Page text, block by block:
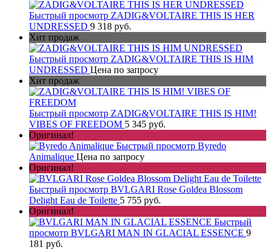
Быстрый просмотр ZADIG&VOLTAIRE THIS IS HER
UNDRESSED 9 318 руб.
Хит продаж
Быстрый просмотр ZADIG&VOLTAIRE THIS IS HIM
UNDRESSED Цена по запросу
Хит продаж
Быстрый просмотр ZADIG&VOLTAIRE THIS IS HIM!
VIBES OF FREEDOM 5 345 руб.
Оригинал!
Быстрый просмотр Byredo
Animalique Цена по запросу
Оригинал!
Быстрый просмотр BVLGARI Rose Goldea Blossom
Delight Eau de Toilette 5 755 руб.
Оригинал!
Быстрый
просмотр BVLGARI MAN IN GLACIAL ESSENCE 9
181 руб.